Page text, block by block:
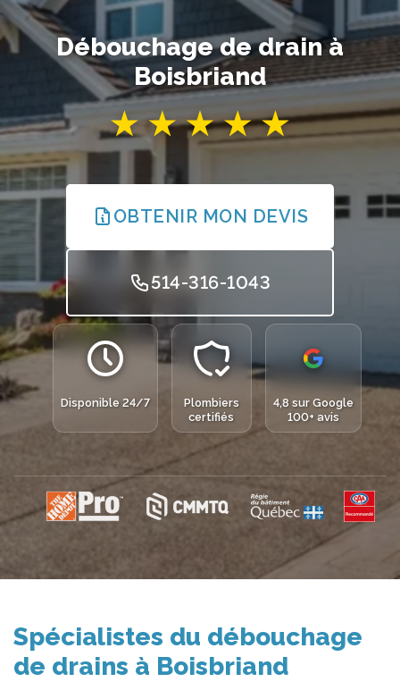
Débouchage de drain à
Boisbriand
OBTENIR MON DEVIS
514-316-1043
Disponible 24/7
Plombiers
certifiés
4,8 sur Google
100+ avis
Spécialistes du débouchage
de drains à Boisbriand